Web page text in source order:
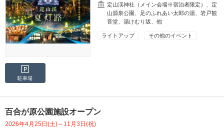
定山渓神社（メイン会場※宿泊者限定）、定
山源泉公園、足のふれあい太郎の湯、岩戸観
音堂、湯けむり坂、他
ライトアップ その他のイベント
駐車場
百合が原公園施設オープン
2026年4月25日(土)～11月3日(祝)